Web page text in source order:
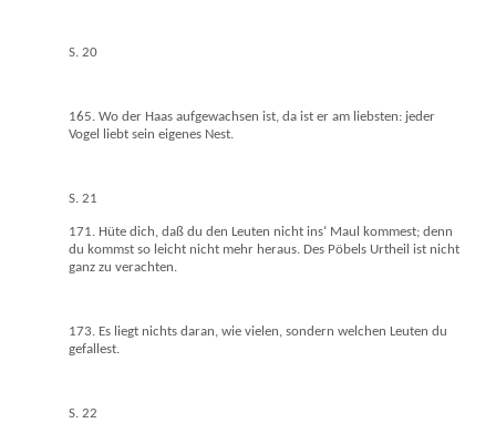
S. 20
165. Wo der Haas aufgewachsen ist, da ist er am liebsten: jeder
Vogel liebt sein eigenes Nest.
S. 21
171. Hüte dich, daß du den Leuten nicht ins‘ Maul kommest; denn
du kommst so leicht nicht mehr heraus. Des Pöbels Urtheil ist nicht
ganz zu verachten.
173. Es liegt nichts daran, wie vielen, sondern welchen Leuten du
gefallest.
S. 22